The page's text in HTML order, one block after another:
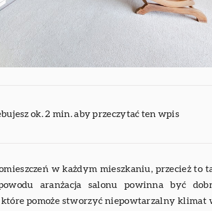
ok. 2 min. aby przeczytać ten wpis
w każdym mieszkaniu, przecież to
aranżacja salonu powinna być
pomoże stworzyć niepowtarzalny klimat